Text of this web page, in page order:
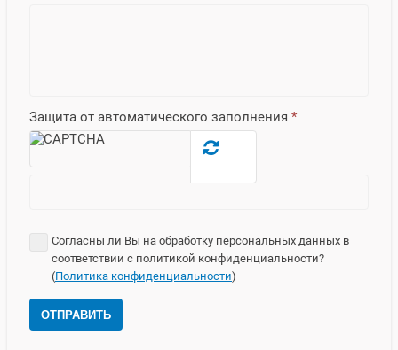
Защита от автоматического заполнения *
Согласны ли Вы на обработку персональных данных в
соответствии с политикой конфиденциальности?
(Политика конфиденциальности)
ОТПРАВИТЬ